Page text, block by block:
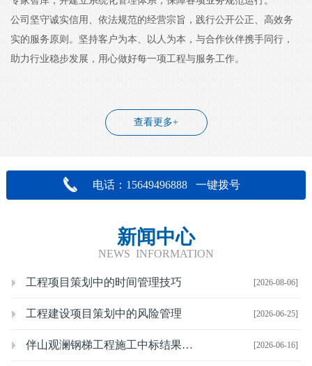
公司坚守诚实信用、依法规范的经营宗旨，践行公开公正、高效务
实的服务原则。坚持客户为本、以人为本，与合作伙伴携手同行，
助力行业稳步发展，用心做好每一项工程与服务工作。
查看更多+
电话：15649496888 一键拨号
新闻中心
NEWS INFORMATION
[2026-08-06]
工程项目策划中的时间管理技巧
[2026-06-25]
工程建设项目策划中的风险管理
[2026-06-16]
伴山观澜钢梯工程施工中标结果公示